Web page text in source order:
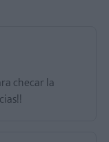
checar la